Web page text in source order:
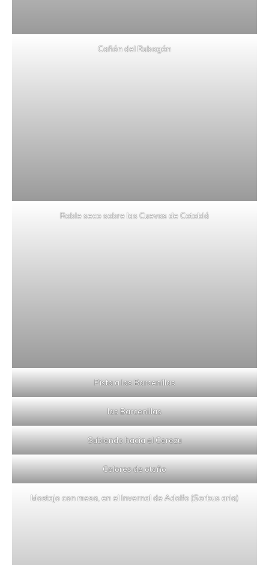
Cañón del Rubagón
Roble seco sobre las Cuevas de Cotoblá
Pista a las Barcenillas
las Barcenillas
Subiendo hacia el Cerezu
Colores de otoño
Mostajo con mesa, en el Invernal de Adolfo (Sorbus aria)